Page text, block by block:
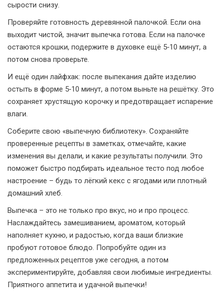
сырости снизу.
Проверяйте готовность деревянной палочкой. Если она
выходит чистой, значит выпечка готова. Если на палочке
остаются крошки, подержите в духовке ещё 5‑10 минут, а
потом снова проверьте.
И ещё один лайфхак: после выпекания дайте изделию
остыть в форме 5‑10 минут, а потом выньте на решётку. Это
сохраняет хрустящую корочку и предотвращает испарение
влаги.
Соберите свою «выпечную библиотеку». Сохраняйте
проверенные рецепты в заметках, отмечайте, какие
изменения вы делали, и какие результаты получили. Это
поможет быстро подбирать идеальное тесто под любое
настроение – будь то лёгкий кекс с ягодами или плотный
домашний хлеб.
Выпечка – это не только про вкус, но и про процесс.
Наслаждайтесь замешиванием, ароматом, который
наполняет кухню, и радостью, когда ваши близкие
пробуют готовое блюдо. Попробуйте один из
предложенных рецептов уже сегодня, а потом
экспериментируйте, добавляя свои любимые ингредиенты.
Приятного аппетита и удачной выпечки!